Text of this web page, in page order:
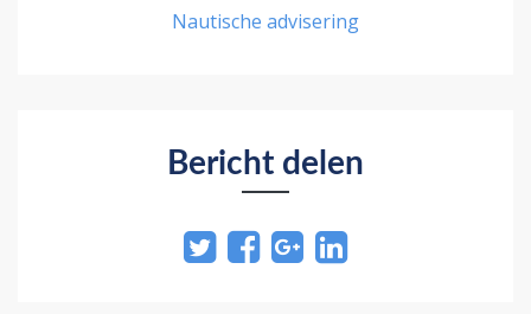
Nautische advisering
Bericht delen